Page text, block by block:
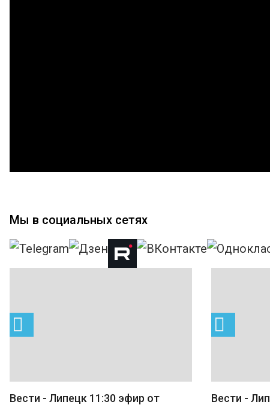
Мы в социальных сетях
Вести - Липецк 11:30 эфир от
Вести -